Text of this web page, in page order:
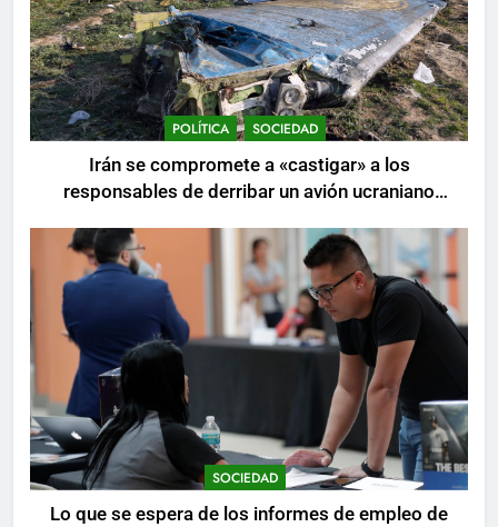
POLÍTICA SOCIEDAD
Irán se compromete a «castigar» a los
responsables de derribar un avión ucraniano
SOCIEDAD
Lo que se espera de los informes de empleo de